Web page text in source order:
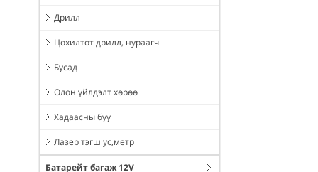
Дрилл
Цохилтот дрилл, нураагч
Бусад
Олон үйлдэлт хөрөө
Хадаасны буу
Лазер тэгш ус,метр
Батарейт багаж 12V